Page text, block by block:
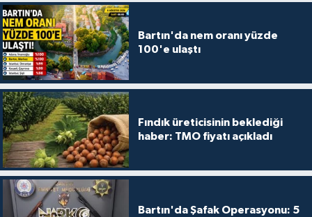
Bartın'da nem oranı yüzde
100'e ulaştı
Fındık üreticisinin beklediği
haber: TMO fiyatı açıkladı
Bartın'da Şafak Operasyonu: 5